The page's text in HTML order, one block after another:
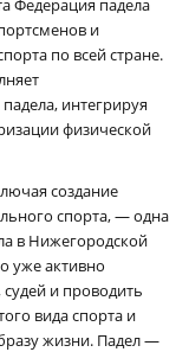
Федерация падела
и
по всей стране.
интегрируя
физической
создание
спорта, — одна
в Нижегородской
уже активно
и проводить
вида спорта и
жизни. Падел —